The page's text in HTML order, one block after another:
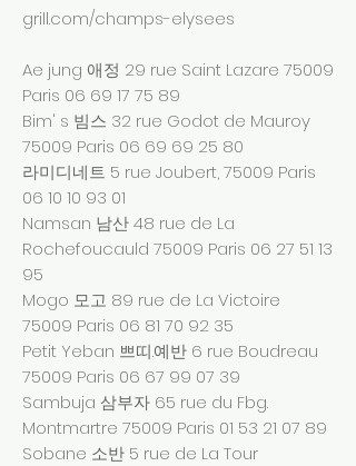
grill.com/champs-elysees
Ae jung 애정 29 rue Saint Lazare 75009
Paris 06 69 17 75 89
Bim' s 빔스 32 rue Godot de Mauroy
75009 Paris 06 69 69 25 80
라미디네트 5 rue Joubert, 75009 Paris
06 10 10 93 01
Namsan 남산 48 rue de La
Rochefoucauld 75009 Paris 06 27 51 13
95
Mogo 모고 89 rue de La Victoire
75009 Paris 06 81 70 92 35
Petit Yeban 쁘띠.예반 6 rue Boudreau
75009 Paris 06 67 99 07 39
Sambuja 삼부자 65 rue du Fbg.
Montmartre 75009 Paris 01 53 21 07 89
Sobane 소반 5 rue de La Tour